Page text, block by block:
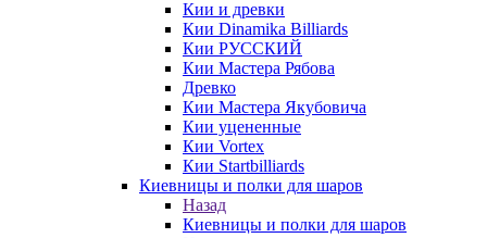
Кии и древки
Кии Dinamika Billiards
Кии РУССКИЙ
Кии Мастера Рябова
Древко
Кии Мастера Якубовича
Кии уцененные
Кии Vortex
Кии Startbilliards
Киевницы и полки для шаров
Назад
Киевницы и полки для шаров